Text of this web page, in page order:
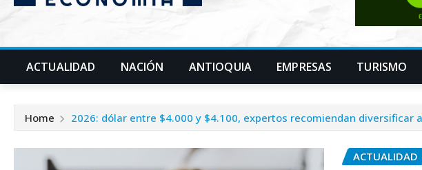
ACTUALIDAD NACIÓN ANTIOQUIA EMPRESAS TURISMO
Home 2026: dólar entre $4.000 y $4.100, expertos recomiendan
ACTUALIDAD